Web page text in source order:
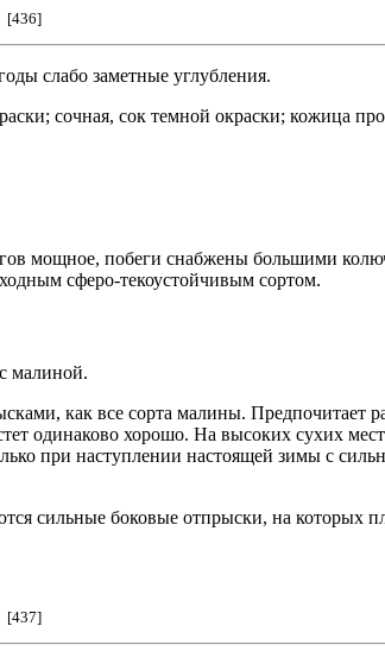
[436]
слабо заметные углубления.
сочная, сок темной окраски; кожица
мощное, побеги снабжены большими
сферо-текоустойчивым сортом.
малиной.
как все сорта малины. Предпочитает
одинаково хорошо. На высоких сухих
при наступлении настоящей зимы с
сильные боковые отпрыски, на которых
[437]